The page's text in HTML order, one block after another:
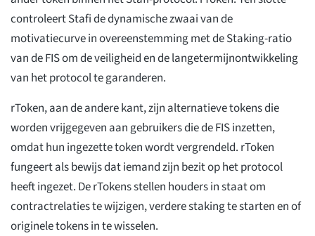
controleert Stafi de dynamische zwaai van de
motivatiecurve in overeenstemming met de Staking-ratio
van de FIS om de veiligheid en de langetermijnontwikkeling
van het protocol te garanderen.
rToken, aan de andere kant, zijn alternatieve tokens die
worden vrijgegeven aan gebruikers die de FIS inzetten,
omdat hun ingezette token wordt vergrendeld. rToken
fungeert als bewijs dat iemand zijn bezit op het protocol
heeft ingezet. De rTokens stellen houders in staat om
contractrelaties te wijzigen, verdere staking te starten en of
originele tokens in te wisselen.